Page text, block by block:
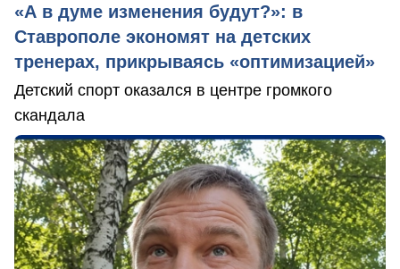
«А в думе изменения будут?»: в
Ставрополе экономят на детских
тренерах, прикрываясь «оптимизацией»
Детский спорт оказался в центре громкого
скандала